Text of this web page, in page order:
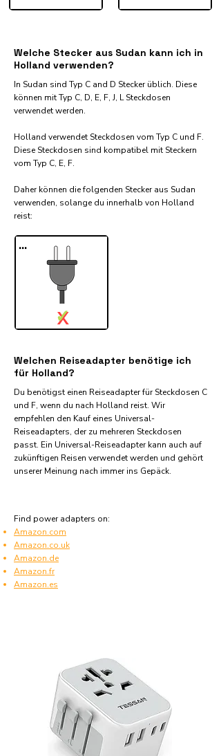
Welche Stecker aus Sudan kann ich in
Holland verwenden?
In Sudan sind Typ C and D Stecker üblich. Diese
können mit Typ C, D, E, F, J, L Steckdosen
verwendet werden.
Holland verwendet Steckdosen vom Typ C und F.
Diese Steckdosen sind kompatibel mit Steckern
vom Typ C, E, F.
Daher können die folgenden Stecker aus Sudan
verwenden, solange du innerhalb von Holland
reist:​
...
X
✓
Welchen Reiseadapter benötige ich
für Holland?
Du benötigst einen Reiseadapter für Steckdosen C
und F, wenn du nach Holland reist. Wir
empfehlen den Kauf eines Universal-
Reiseadapters, der zu mehreren Steckdosen
passt. Ein Universal-Reiseadapter kann auch auf
zukünftigen Reisen verwendet werden und gehört
unserer Meinung nach immer ins Gepäck.
Find power adapters on:
Amazon.com
Amazon.co.uk
Amazon.de
Amazon.fr
Amazon.es